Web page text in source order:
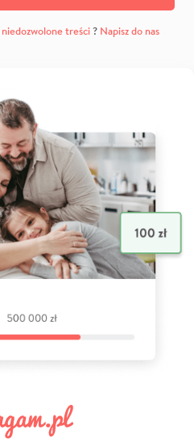
niedozwolone treści? Napisz do nas